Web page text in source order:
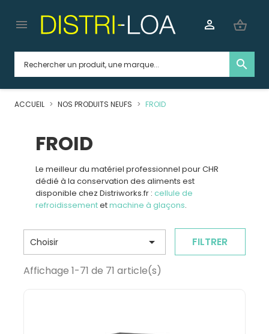
search
 shopping_basket

ACCUEIL NOS PRODUITS NEUFS FROID
FROID
Le meilleur du matériel professionnel pour CHR
dédié à la conservation des aliments est
disponible chez Distriworks.fr : cellule de
refroidissementetmachine à glaçons.
Choisir  FILTRER
Affichage 1-71 de 71 article(s)